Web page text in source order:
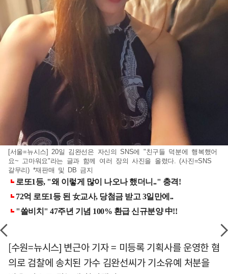
[서울=뉴시스] 20일 김완선은 자신의 SNS에 "친구들 덕분에 행복했어
요~ 고마워요"라는 글과 함께 여러 장의 사진을 올렸다. (사진=SNS
갈무리) *재판매 및 DB 금지
[수원=뉴시스] 변근아 기자 = 미등록 기획사를 운영한 혐
의로 검찰에 송치된 가수 김완선씨가 기소유예 처분을